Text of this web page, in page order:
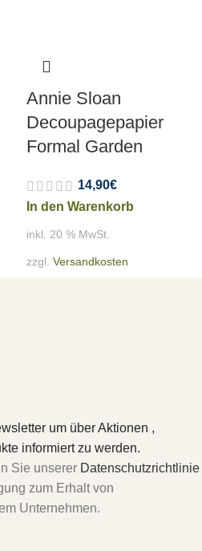
Annie Sloan
Decoupagepapier
Formal Garden
14,90€
In den Warenkorb
inkl. 20 % MwSt.
zzgl. Versandkosten
um über Aktionen ,
informiert zu werden.
Sie unserer Datenschutzrichtlinie
zum Erhalt von
Unternehmen.